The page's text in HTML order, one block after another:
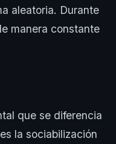
aleatoria. Durante
manera constante
que se diferencia
la sociabilización